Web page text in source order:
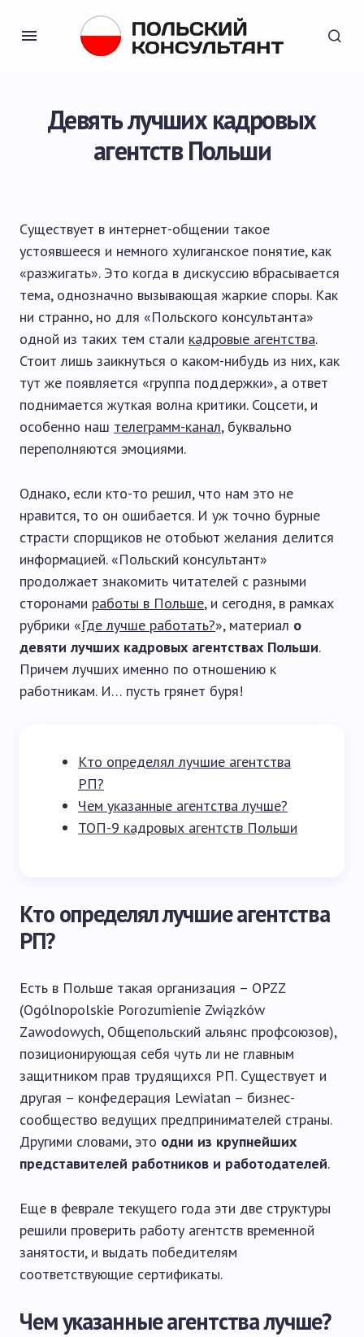
Девять лучших кадровых
агентств Польши
Существует в интернет-общении такое
устоявшееся и немного хулиганское понятие, как
«разжигать». Это когда в дискуссию вбрасывается
тема, однозначно вызывающая жаркие споры. Как
ни странно, но для «Польского консультанта»
одной из таких тем стали кадровые агентства.
Стоит лишь заикнуться о каком-нибудь из них, как
тут же появляется «группа поддержки», а ответ
поднимается жуткая волна критики. Соцсети, и
особенно наш телеграмм-канал, буквально
переполняются эмоциями.
Однако, если кто-то решил, что нам это не
нравится, то он ошибается. И уж точно бурные
страсти спорщиков не отобьют желания делится
информацией. «Польский консультант»
продолжает знакомить читателей с разными
сторонами работы в Польше, и сегодня, в рамках
рубрики «Где лучше работать?», материал о
девяти лучших кадровых агентствах Польши.
Причем лучших именно по отношению к
работникам. И… пусть грянет буря!
Кто определял лучшие агентства
РП?
Чем указанные агентства лучше?
ТОП-9 кадровых агентств Польши
Кто определял лучшие агентства
РП?
Есть в Польше такая организация – OPZZ
(Ogólnopolskie Porozumienie Związków
Zawodowych, Общепольский альянс профсоюзов),
позиционирующая себя чуть ли не главным
защитником прав трудящихся РП. Существует и
другая – конфедерация Lewiatan – бизнес-
сообщество ведущих предпринимателей страны.
Другими словами, это одни из крупнейших
представителей работников и работодателей.
Еще в феврале текущего года эти две структуры
решили проверить работу агентств временной
занятости, и выдать победителям
соответствующие сертификаты.
Чем указанные агентства лучше?